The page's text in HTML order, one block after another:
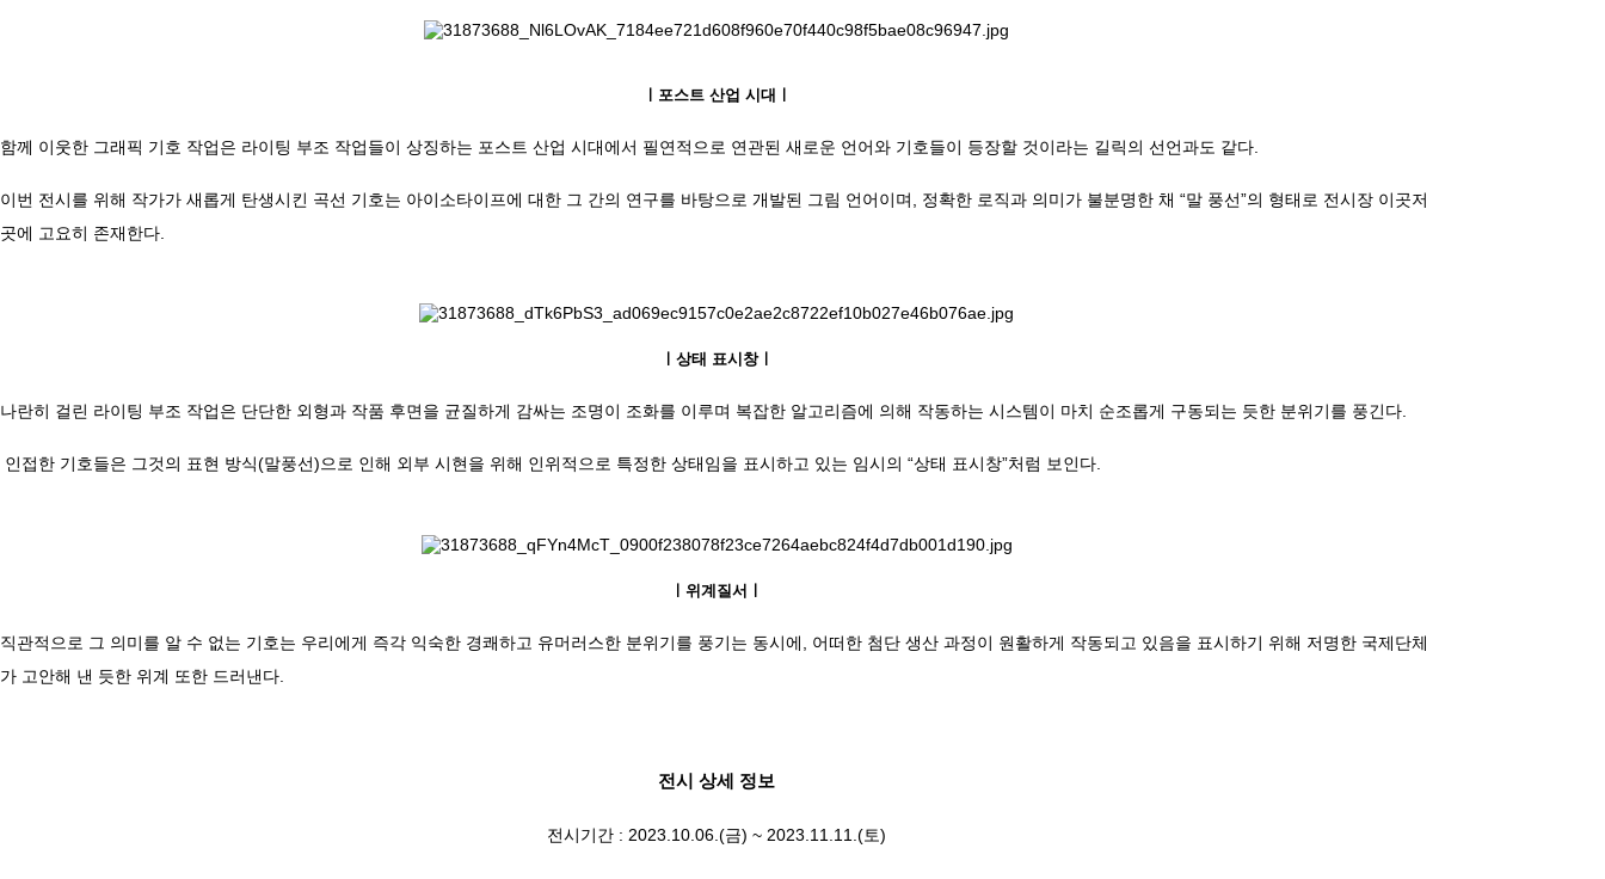
ㅣ포스트 산업 시대ㅣ
함께 이웃한 그래픽 기호 작업은 라이팅 부조 작업들이 상징하는 포스트 산업 시대에서 필연적으로 연관된 새로운 언어와 기호들이 등장할 것이라는 길릭의 선언과도 같다.
​이번 전시를 위해 작가가 새롭게 탄생시킨 곡선 기호는 아이소타이프에 대한 그 간의 연구를 바탕으로 개발된 그림 언어이며, 정확한 로직과 의미가 불분명한 채 “말 풍선”의 형태로 전시장 이곳저
곳에 고요히 존재한다.
ㅣ상태 표시창ㅣ
나란히 걸린 라이팅 부조 작업은 단단한 외형과 작품 후면을 균질하게 감싸는 조명이 조화를 이루며 복잡한 알고리즘에 의해 작동하는 시스템이 마치 순조롭게 구동되는 듯한 분위기를 풍긴다.
인접한 기호들은 그것의 표현 방식(말풍선)으로 인해 외부 시현을 위해 인위적으로 특정한 상태임을 표시하고 있는 임시의 “상태 표시창”처럼 보인다.
ㅣ위계질서ㅣ
직관적으로 그 의미를 알 수 없는 기호는 우리에게 즉각 익숙한 경쾌하고 유머러스한 분위기를 풍기는 동시에, 어떠한 첨단 생산 과정이 원활하게 작동되고 있음을 표시하기 위해 저명한 국제단체
가 고안해 낸 듯한 위계 또한 드러낸다.
전시 상세 정보
전시기간 : 2023.10.06.(금) ~ 2023.11.11.(토)